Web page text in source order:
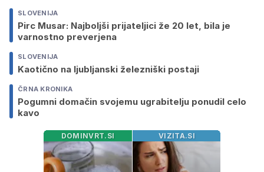
SLOVENIJA
Pirc Musar: Najboljši prijateljici že 20 let, bila je
varnostno preverjena
SLOVENIJA
Kaotično na ljubljanski železniški postaji
ČRNA KRONIKA
Pogumni domačin svojemu ugrabitelju ponudil celo
kavo
DOMINVRT.SI VIZITA.SI